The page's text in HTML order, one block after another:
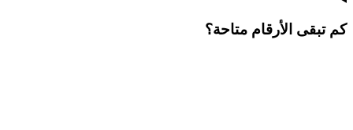
كم تبقى الأرقام متاحة؟